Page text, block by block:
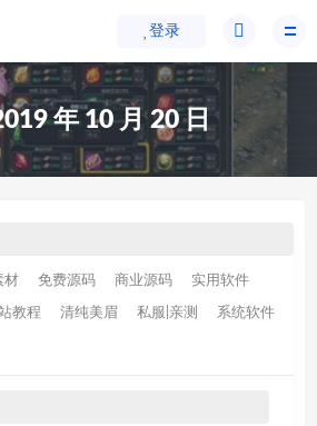
登录
年 10 月 20 日
材 免费源码 商业源码 实用软件
教程 清纯美眉 私服|亲测 系统软件